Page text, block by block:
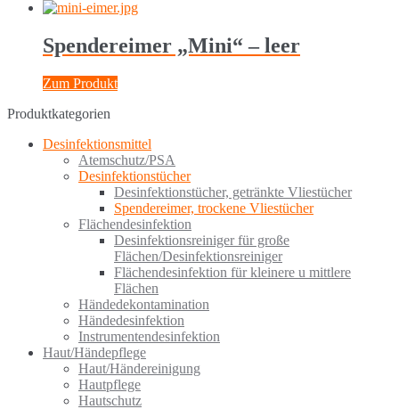
Spendereimer „Mini“ – leer
Zum Produkt
Produktkategorien
Desinfektionsmittel
Atemschutz/PSA
Desinfektionstücher
Desinfektionstücher, getränkte Vliestücher
Spendereimer, trockene Vliestücher
Flächendesinfektion
Desinfektionsreiniger für große
Flächen/Desinfektionsreiniger
Flächendesinfektion für kleinere u mittlere
Flächen
Händedekontamination
Händedesinfektion
Instrumentendesinfektion
Haut/Händepflege
Haut/Händereinigung
Hautpflege
Hautschutz